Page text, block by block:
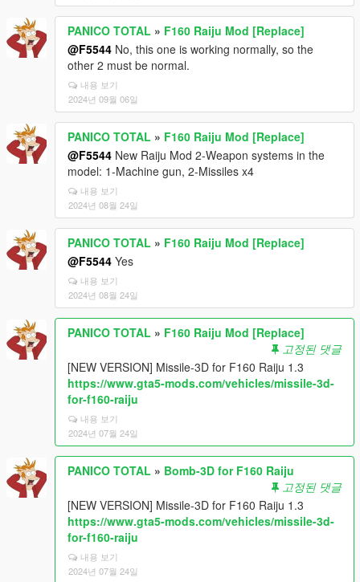
PANICO TOTAL » F160 Raiju Mod [Replace]
@F5544 No, this one is working normally, so the
other 2 must be normal.
내용 보기
2024년 09월 06일
PANICO TOTAL » F160 Raiju Mod [Replace]
@F5544 New Raiju Mod 2-Weapon systems in the
model: 1-Machine gun, 2-Missiles x4
내용 보기
2024년 08월 24일
PANICO TOTAL » F160 Raiju Mod [Replace]
@F5544 Yes
내용 보기
2024년 08월 24일
PANICO TOTAL » F160 Raiju Mod [Replace]
고정된 댓글
[NEW VERSION] Missile-3D for F160 Raiju 1.3
https://www.gta5-mods.com/vehicles/missile-3d-
for-f160-raiju
내용 보기
2024년 07월 24일
PANICO TOTAL » Bomb-3D for F160 Raiju
고정된 댓글
[NEW VERSION] Missile-3D for F160 Raiju 1.3
https://www.gta5-mods.com/vehicles/missile-3d-
for-f160-raiju
내용 보기
2024년 07월 24일